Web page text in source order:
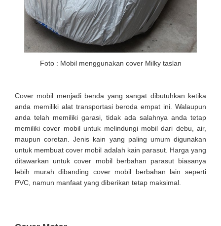
Foto : Mobil menggunakan cover Milky taslan
Cover mobil menjadi benda yang sangat dibutuhkan ketika
anda memiliki alat transportasi beroda empat ini. Walaupun
anda telah memiliki garasi, tidak ada salahnya anda tetap
memiliki cover mobil untuk melindungi mobil dari debu, air,
maupun coretan. Jenis kain yang paling umum digunakan
untuk membuat cover mobil adalah kain parasut. Harga yang
ditawarkan untuk cover mobil berbahan parasut biasanya
lebih murah dibanding cover mobil berbahan lain seperti
PVC, namun manfaat yang diberikan tetap maksimal.